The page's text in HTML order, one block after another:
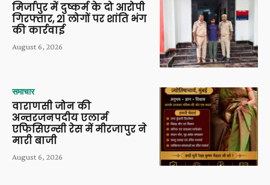
मिर्जापुर में दुष्कर्म के दो आरोपी
गिरफ्तार, 21 लोगों पर शांति भंग
की कार्रवाई
August 6, 2026
समाचार
वाराणसी जोन की
अन्तरजनपदीय एलार्म
एफिसिएन्सी रेस में मीरजापुर ने
मारी बाजी
August 6, 2026